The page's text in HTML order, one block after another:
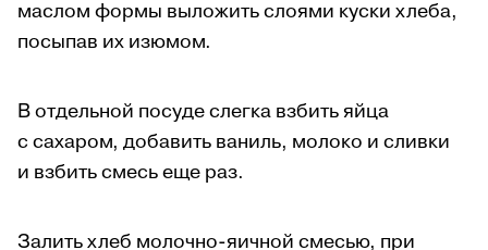
маслом формы выложить слоями куски хлеба,
посыпав их изюмом.
В отдельной посуде слегка взбить яйца
с сахаром, добавить ваниль, молоко и сливки
и взбить смесь еще раз.
Залить хлеб молочно-яичной смесью, при